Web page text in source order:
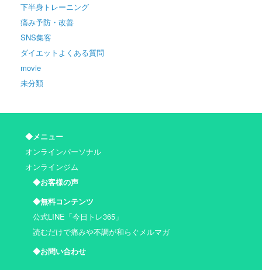
下半身トレーニング
痛み予防・改善
SNS集客
ダイエットよくある質問
movie
未分類
◆メニュー
オンラインパーソナル
オンラインジム
◆お客様の声
◆無料コンテンツ
公式LINE「今日トレ365」
読むだけで痛みや不調が和らぐメルマガ
◆お問い合わせ